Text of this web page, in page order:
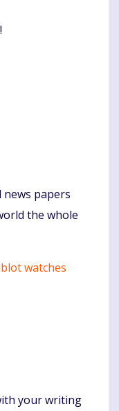
papers
the whole
watches
your writing